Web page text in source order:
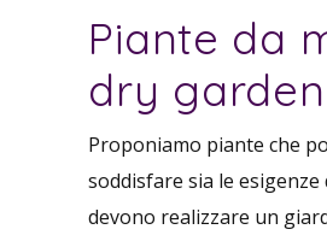
Piante da
dry garden
Proponiamo piante che
soddisfare sia le esigenze
devono realizzare un